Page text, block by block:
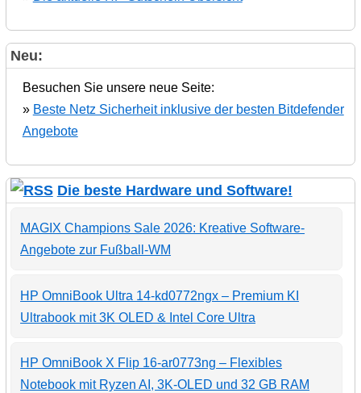
Neu:
Besuchen Sie unsere neue Seite:
» Beste Netz Sicherheit inklusive der besten Bitdefender
Angebote
Die beste Hardware und Software!
MAGIX Champions Sale 2026: Kreative Software-
Angebote zur Fußball-WM
HP OmniBook Ultra 14-kd0772ngx – Premium KI
Ultrabook mit 3K OLED & Intel Core Ultra
HP OmniBook X Flip 16-ar0773ng – Flexibles
Notebook mit Ryzen AI, 3K-OLED und 32 GB RAM